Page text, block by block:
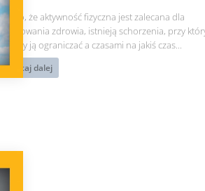
Mimo, że aktywność fizyczna jest zalecana dla
zachowania zdrowia, istnieją schorzenia, przy
należy ją ograniczać a czasami na jakiś czas...
czytaj dalej